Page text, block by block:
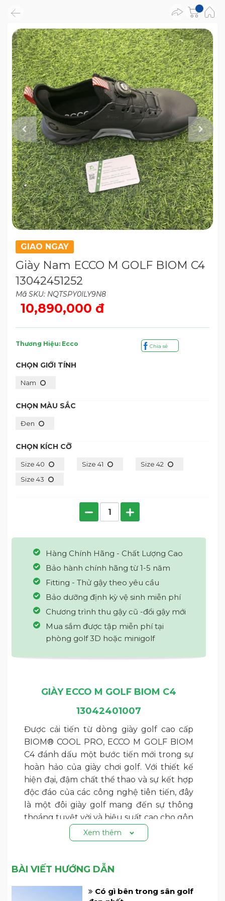
GIAO NGAY
Giày Nam ECCO M GOLF BIOM C4
13042451252
Mã SKU: NQTSPY0ILY9N8
10,890,000 đ
Thương Hiệu: Ecco Chia sẻ
CHỌN GIỚI TÍNH
Nam
CHỌN MÀU SẮC
Đen
CHỌN KÍCH CỠ
Size 40 Size 41
Size 42
Size 43
Hàng Chính Hãng - Chất Lượng Cao
Bảo hành chính hãng từ 1-5 năm
Fitting - Thử gậy theo yêu cầu
Bảo dưỡng định kỳ vệ sinh miễn phí
Chương trình thu gậy cũ -đổi gậy mới
Mua sắm được tập miễn phí tại
phòng golf 3D hoặc minigolf
GIÀY ECCO M GOLF BIOM C4
13042401007
Được cải tiến từ dòng giày golf cao cấp
BIOM® COOL PRO, ECCO M GOLF BIOM
C4 đánh dấu một bước tiến mới trong sự
hoàn hảo của giày chơi golf. Với thiết kế
hiện đại, đậm chất thể thao và sự kết hợp
độc đáo của các công nghệ tiên tiến, đây
là một đôi giày golf mang đến sự thông
thoáng tuyệt vời và hiệu suất cao cho gôn
thủ trên sân.
Xem thêm
BÀI VIẾT HƯỚNG DẪN
Có gì bên trong sân golf